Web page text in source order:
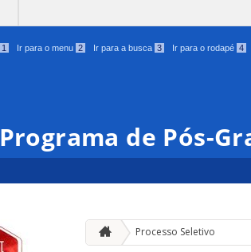
1 Ir para o menu 2 Ir para a busca 3 Ir para o rodapé 4
Programa de Pós-
Processo Seletivo